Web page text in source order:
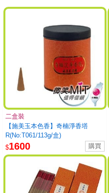
【施美玉本色香】奇楠淨香塔
R(No:T061/113g/盒)
二盒裝
$1600